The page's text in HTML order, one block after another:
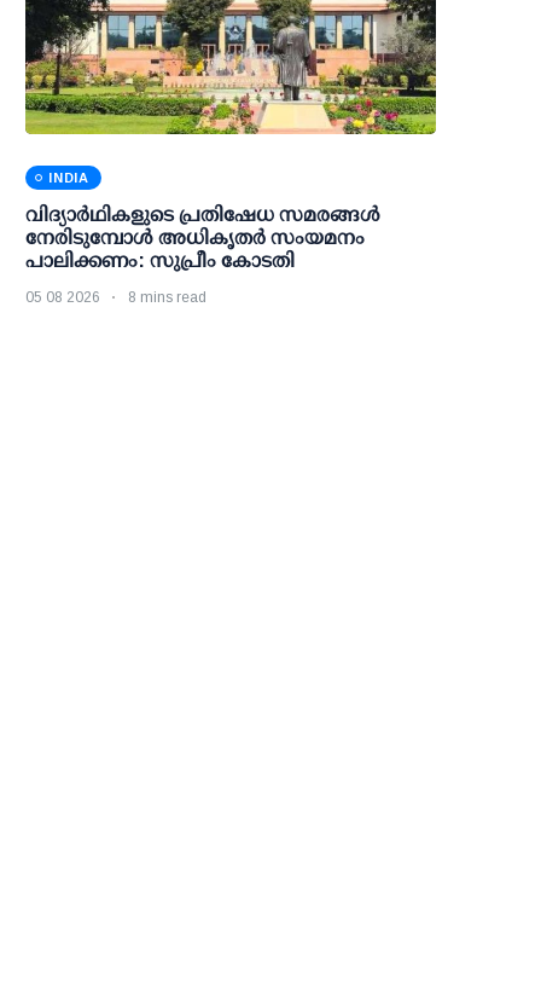
INDIA
വിദ്യാര്‍ഥികളുടെ പ്രതിഷേധ സമരങ്ങള്‍
നേരിടുമ്പോള്‍ അധികൃതര്‍ സംയമനം
പാലിക്കണം: സുപ്രീം കോടതി
05 08 2026 8 mins read